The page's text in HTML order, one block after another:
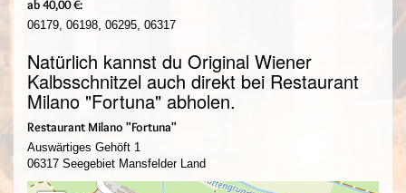
ab 40,00 €:
06179, 06198, 06295, 06317
Natürlich kannst du Original Wiener
Kalbsschnitzel auch direkt bei Restaurant
Milano "Fortuna" abholen.
Restaurant Milano "Fortuna"
Auswärtiges Gehöft 1
06317 Seegebiet Mansfelder Land